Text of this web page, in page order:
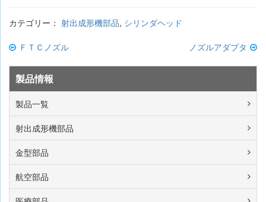
カテゴリー： 射出成形機部品, シリンダヘッド
投
稿
ナ
ビ
ゲ
ー
シ
ョ
ＦＴＣノズル ノズルアダプタ
製品情報
製品一覧
射出成形機部品
金型部品
航空部品